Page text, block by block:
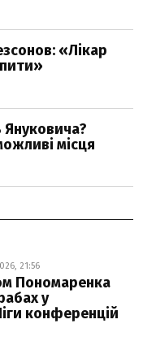
21:56
Пономаренка
у
конференцій